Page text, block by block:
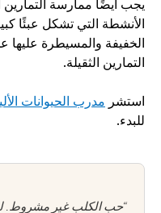
التمارين الثقيلة.
استشر مدرب الحيوانات
للبدء.